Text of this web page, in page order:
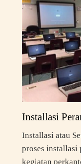
Installasi
Installasi atau
proses installasi
kegiatan